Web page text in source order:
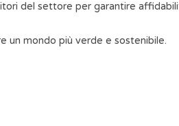
del settore per garantire
un mondo più verde e sostenibile.